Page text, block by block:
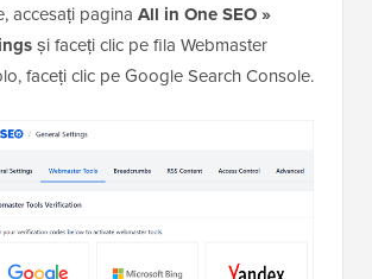
accesați pagina All in One SEO »
și faceți clic pe fila Webmaster
faceți clic pe Google Search Console.